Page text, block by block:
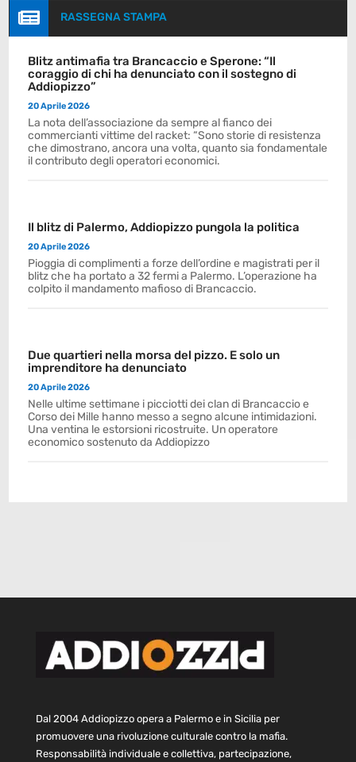
 RASSEGNA STAMPA
Blitz antimafia tra Brancaccio e Sperone: “Il
coraggio di chi ha denunciato con il sostegno di
Addiopizzo”
20 Aprile 2026
La nota dell’associazione da sempre al fianco dei
commercianti vittime del racket: “Sono storie di resistenza
che dimostrano, ancora una volta, quanto sia fondamentale
il contributo degli operatori economici.
Il blitz di Palermo, Addiopizzo pungola la politica
20 Aprile 2026
Pioggia di complimenti a forze dell’ordine e magistrati per il
blitz che ha portato a 32 fermi a Palermo. L’operazione ha
colpito il mandamento mafioso di Brancaccio.
Due quartieri nella morsa del pizzo. E solo un
imprenditore ha denunciato
20 Aprile 2026
Nelle ultime settimane i picciotti dei clan di Brancaccio e
Corso dei Mille hanno messo a segno alcune intimidazioni.
Una ventina le estorsioni ricostruite. Un operatore
economico sostenuto da Addiopizzo
Dal 2004 Addiopizzo opera a Palermo e in Sicilia per
promuovere una rivoluzione culturale contro la mafia.
Responsabilità individuale e collettiva, partecipazione,